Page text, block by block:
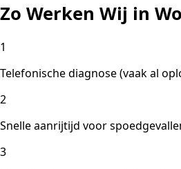
Zo Werken Wij in
1
Telefonische diagnose (vaak al
2
Snelle aanrijtijd voor
3